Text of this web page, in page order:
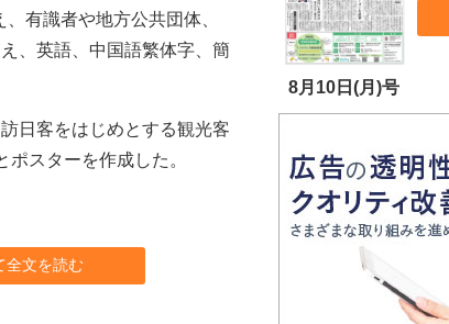
有識者や地方公共団体、
、英語、中国語繁体字、簡
日客をはじめとする観光客
スターを作成した。
全文を読む
8月10日(月)号